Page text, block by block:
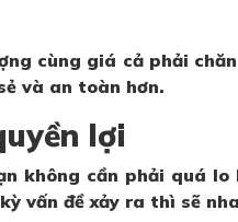
cùng giá cả phải
và an toàn hơn.
lợi
không cần phải quá
vấn đề xảy ra thì sẽ